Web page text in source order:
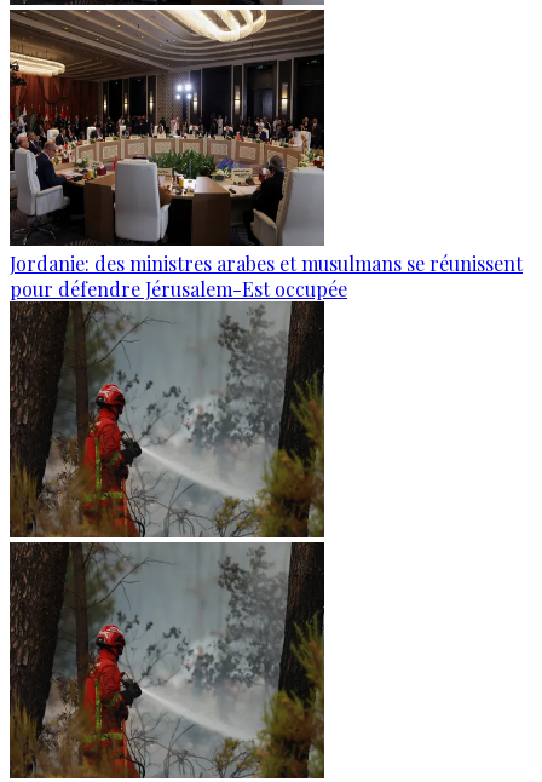
Jordanie: des ministres arabes et musulmans se réunissent
pour défendre Jérusalem-Est occupée